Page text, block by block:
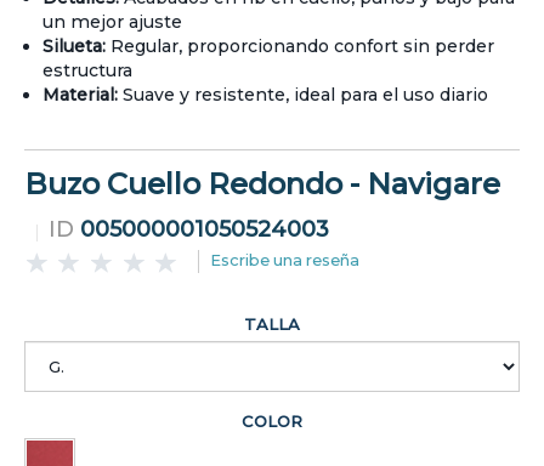
un mejor ajuste
Silueta: Regular, proporcionando confort sin perder
estructura
Material: Suave y resistente, ideal para el uso diario
Buzo Cuello Redondo - Navigare
ID 005000001050524003
Escribe una reseña
TALLA
COLOR